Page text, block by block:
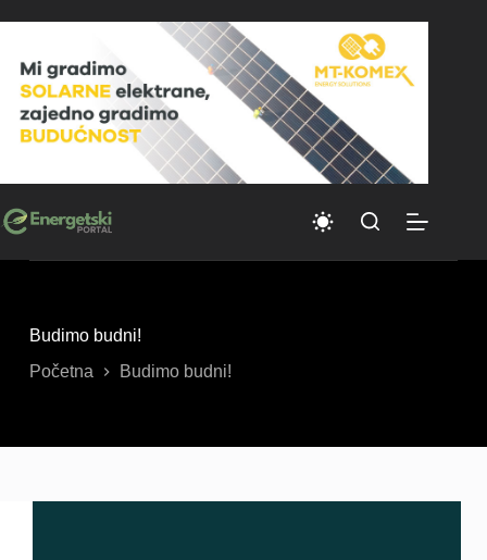
to
Budimo budni!
Početna
Budimo budni!